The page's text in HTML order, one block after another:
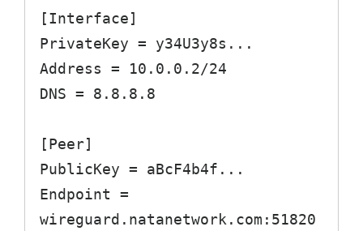
[Interface]
PrivateKey = y34U3y8s...
Address = 10.0.0.2/24
DNS = 8.8.8.8
[Peer]
PublicKey = aBcF4b4f...
Endpoint =
wireguard.natanetwork.com:51820